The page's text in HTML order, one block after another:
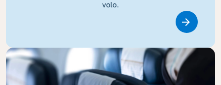
volo.